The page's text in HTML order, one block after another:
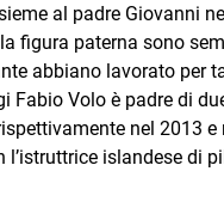
al padre Giovanni
figura paterna sono
abbiano lavorato per
Fabio Volo è padre di
nel 2013 e
l’istruttrice islandese di